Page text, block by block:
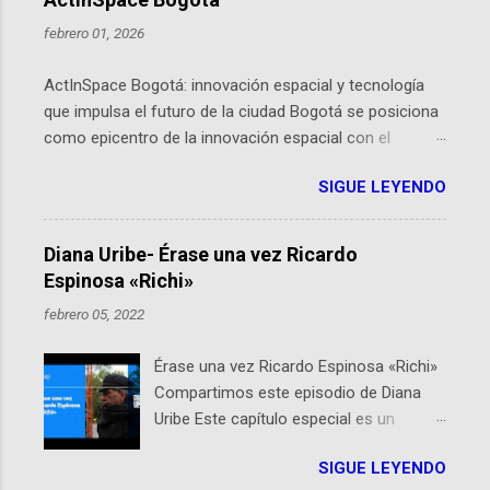
febrero 01, 2026
ActInSpace Bogotá: innovación espacial y tecnología
que impulsa el futuro de la ciudad Bogotá se posiciona
como epicentro de la innovación espacial con el
hackathon global que convierte tecnologías de la
Agencia Espacial Europea en soluciones prácticas para
la vida cotidiana. Este evento, organizado por el
Planetario de Bogotá del Idartes y la Universidad de los
Andes, reúne a expertos como el presidente de Airbus
Colombia y líderes del sector aeroespacial para inspirar
por qué importa en Bogotá ActInSpace es una
competencia mundial que opera en más de 60
ciudades, donde participantes tienen 24 horas para
idear startups basadas en tecnologías espaciales
como satélites y datos orbitales. En Bogotá, arranca
SIGUE LEYENDO
Diana Uribe- Érase una vez Ricardo
Espinosa «Richi»
febrero 05, 2022
Érase una vez Ricardo Espinosa «Richi»
Compartimos este episodio de Diana
Uribe Este capítulo especial es un
encuentran en el espíritu de este
SIGUE LEYENDO